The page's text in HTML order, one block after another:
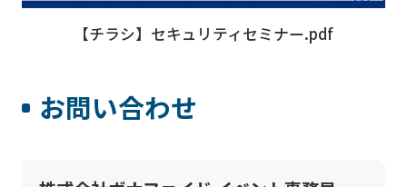
【チラシ】セキュリティセミナー.pdf
お問い合わせ